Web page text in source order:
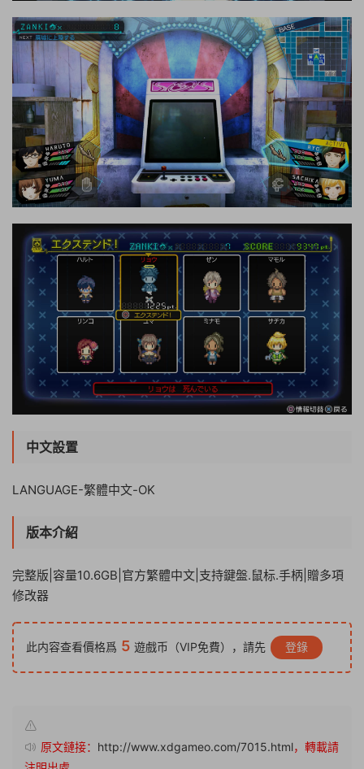
中文設置
LANGUAGE-繁體中文-OK
版本介紹
完整版|容量10.6GB|官方繁體中文|支持鍵盤.鼠标.手柄|贈多項
修改器
此内容查看價格爲 5 遊戲币（VIP免費），請先 登錄
原文鏈接： http://www.xdgameo.com/7015.html，轉載請